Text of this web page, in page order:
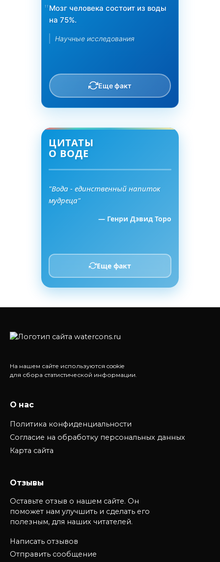
Мозг человека состоит из воды
на 75%.
Научные исследования
Еще факт
ЦИТАТЫ
О ВОДЕ
"Вода - единственный напиток
мудреца"
— Генри Дэвид Торо
Еще факт
На нашем сайте используются cookie
для сбора статистической информации.
О нас
Политика конфиденциальности
Согласие на обработку персональных данных
Карта сайта
Отзывы
Оставьте отзыв о нашем сайте. Он
поможет нам улучшить и сделать его
полезным, для наших читателей.
Написать отзывов
Отправить сообщение